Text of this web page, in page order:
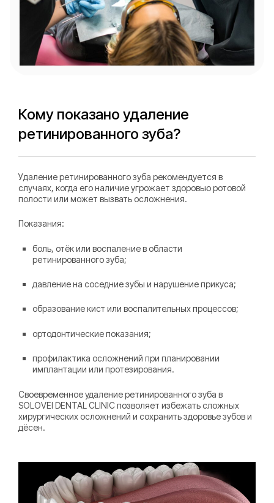
Кому показано удаление
ретинированного зуба?
Удаление ретинированного зуба рекомендуется в
случаях, когда его наличие угрожает здоровью ротовой
полости или может вызвать осложнения.
Показания:
боль, отёк или воспаление в области
ретинированного зуба;
давление на соседние зубы и нарушение прикуса;
образование кист или воспалительных процессов;
ортодонтические показания;
профилактика осложнений при планировании
имплантации или протезирования.
Своевременное удаление ретинированного зуба в
SOLOVEI DENTAL CLINIC позволяет избежать сложных
хирургических осложнений и сохранить здоровье зубов и
дёсен.